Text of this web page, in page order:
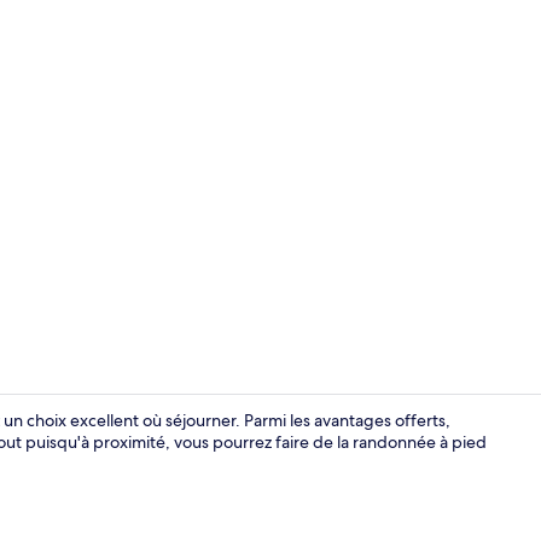
choix excellent où séjourner. Parmi les avantages offerts,
puisqu'à proximité, vous pourrez faire de la randonnée à pied